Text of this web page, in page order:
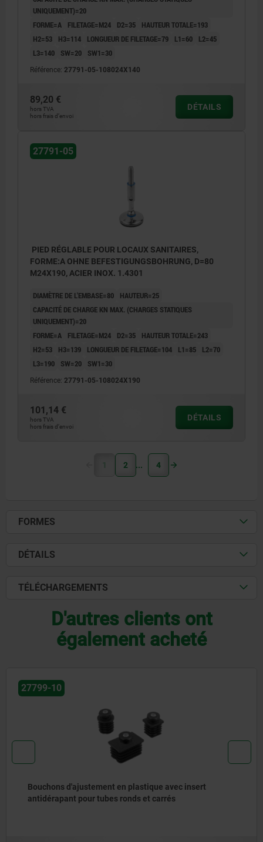
UNIQUEMENT)=20
FORME=A
FILETAGE=M24 D2=35
HAUTEUR TOTALE=193
H2=53
H3=114 LONGUEUR DE FILETAGE=79 L1=60
L2=45
L3=140
SW=20 SW1=30
Référence: 27791-05-108024X140
89,20 €
hors TVA
hors frais d’envoi
DÉTAILS
27791-05
PIED RÉGLABLE POUR LOCAUX SANITAIRES,
FORME:A OHNE BEFESTIGUNGSBOHRUNG, D=80
M24X190, ACIER INOX. 1.4301
DIAMÈTRE DE L'EMBASE=80
HAUTEUR=25
CAPACITÉ DE CHARGE KN MAX. (CHARGES STATIQUES
UNIQUEMENT)=20
FORME=A
FILETAGE=M24 D2=35
HAUTEUR TOTALE=243
H2=53
H3=139 LONGUEUR DE FILETAGE=104 L1=85
L2=70
L3=190
SW=20 SW1=30
Référence: 27791-05-108024X190
101,14 €
hors TVA
hors frais d’envoi
DÉTAILS
1 2 4
FORMES
DÉTAILS
TÉLÉCHARGEMENTS
D'autres clients ont
également acheté
Embase pour pied réglable en plastique modèle